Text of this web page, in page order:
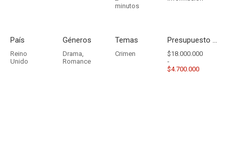
minutos
País
Reino
Unido
Géneros
Drama,
Romance
Temas
Crimen
Presupuesto - Ingresos
$18.000.000
-
$4.700.000